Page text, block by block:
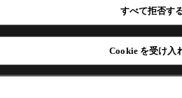
すべて拒否す
Cookie を受け入